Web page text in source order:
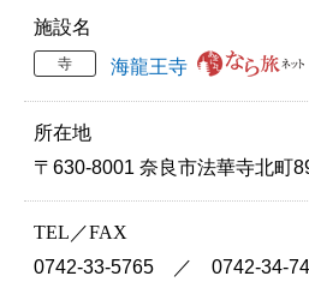
施設名
寺 海龍王寺
所在地
〒630-8001 奈良市法華寺北町
TEL／FAX
0742-33-5765 ／ 0742-34-